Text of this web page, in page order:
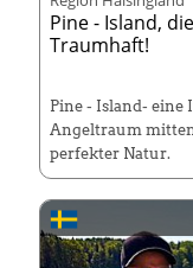
Pine - Island,
Traumhaft!
Pine - Island- eine
Angeltraum
perfekter Natur.
Haben Sie immer
Angelurlaub zu
Familie und sonst